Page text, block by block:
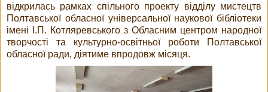
відкрилась рамках спільного проекту відділу мистецтв
Полтавської обласної універсальної наукової бібліотеки
імені І.П. Котляревського з Обласним центром народної
творчості та культурно-освітньої роботи Полтавської
обласної ради, діятиме впродовж місяця.